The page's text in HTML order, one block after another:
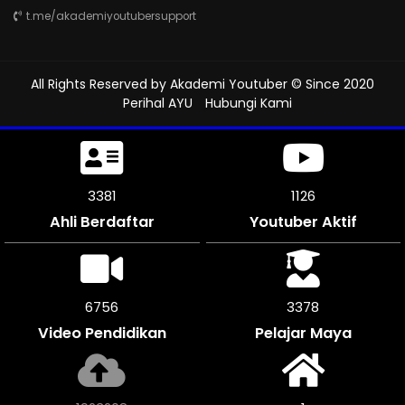
t.me/akademiyoutubersupport
All Rights Reserved by Akademi Youtuber © Since 2020
Perihal AYU
Hubungi Kami
3927
Ahli Berdaftar
1309
Youtuber Aktif
7854
Video Pendidikan
3924
Pelajar Maya